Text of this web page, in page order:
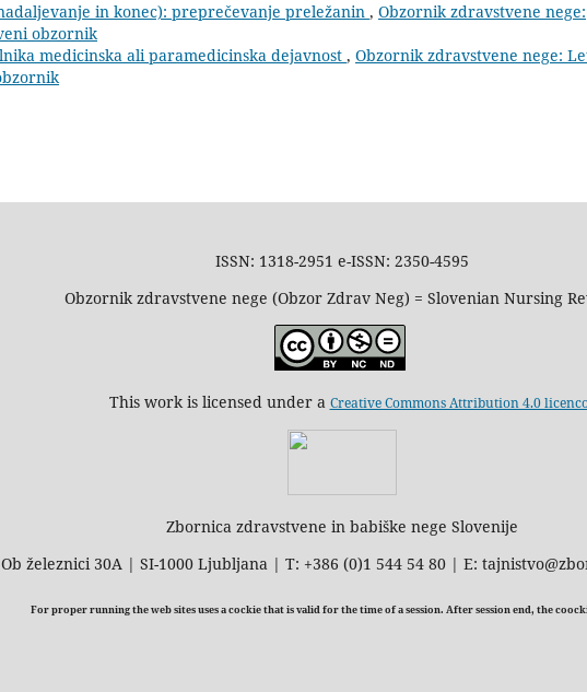
in konec): preprečevanje preležanin , Obzornik zdravstvene nege:
obzornik
medicinska ali paramedicinska dejavnost , Obzornik zdravstvene nege:
ISSN: 1318-2951 e-ISSN: 2350-4595
Obzornik zdravstvene nege (Obzor Zdrav Neg) = Slovenian Nursing
This work is licensed under a Creative Commons Attribution 4.0
Zbornica zdravstvene in babiške nege Slovenije
Ob železnici 30A | SI-1000 Ljubljana | T: +386 (0)1 544 54 80 | E:
For proper running the web sites uses a cockie that is valid for the time of a session. After session end, the